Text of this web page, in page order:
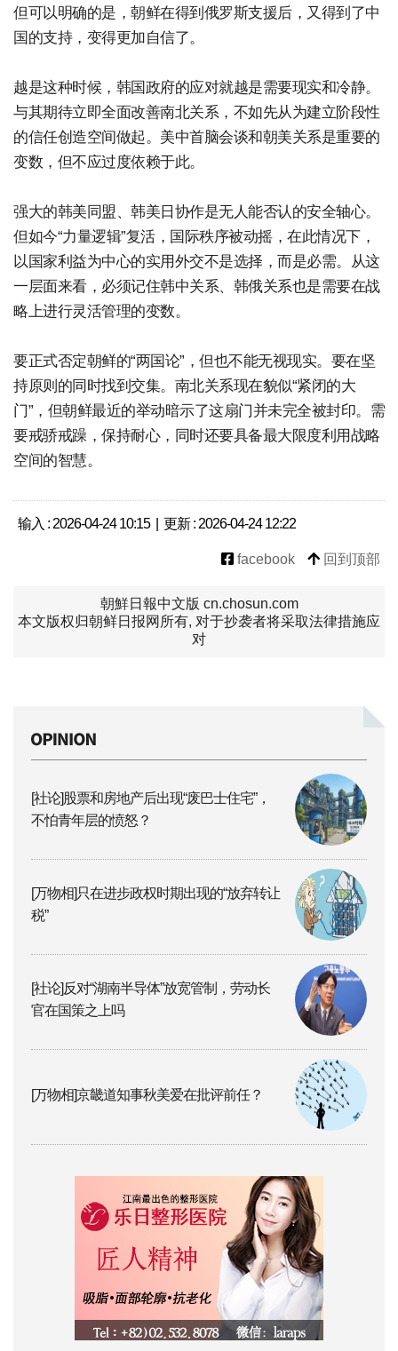
但可以明确的是，朝鲜在得到俄罗斯支援后，又得到了中
国的支持，变得更加自信了。
越是这种时候，韩国政府的应对就越是需要现实和冷静。
与其期待立即全面改善南北关系，不如先从为建立阶段性
的信任创造空间做起。美中首脑会谈和朝美关系是重要的
变数，但不应过度依赖于此。
强大的韩美同盟、韩美日协作是无人能否认的安全轴心。
但如今“力量逻辑”复活，国际秩序被动摇，在此情况下，
以国家利益为中心的实用外交不是选择，而是必需。从这
一层面来看，必须记住韩中关系、韩俄关系也是需要在战
略上进行灵活管理的变数。
要正式否定朝鲜的“两国论”，但也不能无视现实。要在坚
持原则的同时找到交集。南北关系现在貌似“紧闭的大
门”，但朝鲜最近的举动暗示了这扇门并未完全被封印。需
要戒骄戒躁，保持耐心，同时还要具备最大限度利用战略
空间的智慧。
输入 : 2026-04-24 10:15 | 更新 : 2026-04-24 12:22
facebook 回到顶部
朝鮮日報中文版 cn.chosun.com
本文版权归朝鲜日报网所有, 对于抄袭者将采取法律措施应
对
[社论]股票和房地产后出现“废巴士住宅”，
不怕青年层的愤怒？
[万物相]只在进步政权时期出现的“放弃转让
税”
[社论]反对“湖南半导体”放宽管制，劳动长
官在国策之上吗
[万物相]京畿道知事秋美爱在批评前任？